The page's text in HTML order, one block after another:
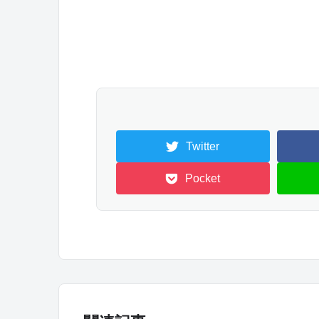
Twitter
Pocket